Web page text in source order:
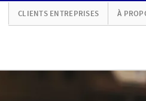
CLIENTS ENTREPRISES À